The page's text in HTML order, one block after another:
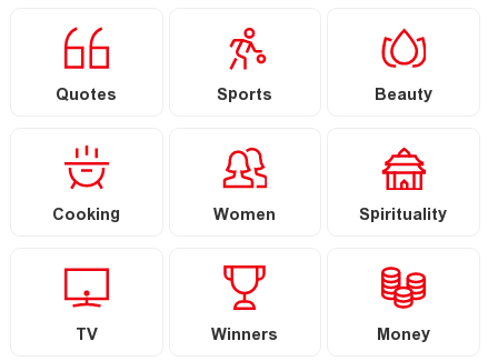
Quotes Sports Beauty
Cooking Women Spirituality
TV Winners Money